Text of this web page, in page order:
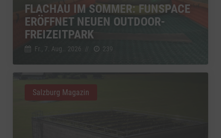
FLACHAU IM SOMMER: FUNSPACE
ERÖFFNET NEUEN OUTDOOR-
FREIZEITPARK
Fr., 7. Aug.. 2026 // 239
Salzburg Magazin